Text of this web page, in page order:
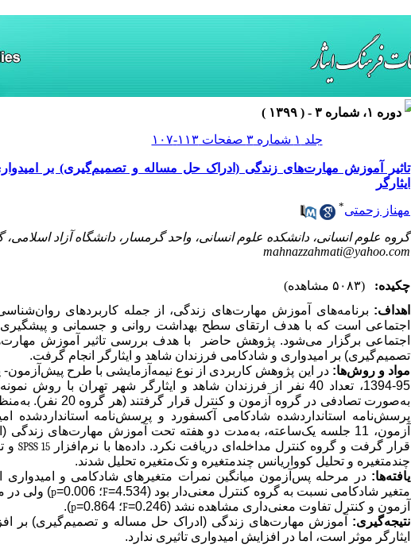
دوره ۱، شماره ۳ - ( ۱۳۹۹ )
جلد ۱ شماره ۳ صفحات ۱۱۳-۱۰۷
تاثیر آموزش مهارت‌های زندگی (ادراک حل مساله و تصمیم‌گیری) بر
ایثارگر
مهناز زحمتی*
گروه علوم انسانی، دانشکده علوم انسانی، واحد گرمسار، دانشگاه آزاد اسلامی،
mahnazzahmati@yahoo.com
چکیده:
(۵۰۸۳ مشاهده)
اهداف: برنامه‌های آموزش مهارت‌های زندگی، از جمله کاربردهای
اجتماعی است که با هدف ارتقای سطح بهداشت روانی و جسمانی و
اجتماعی برگزار می‌شود. پژوهش حاضر با هدف بررسی تاثیر آموزش
تصمیم‌گیری) بر امیدواری و شادکامی فرزندان شاهد و ایثارگر انجام گرفت.
مواد و روش‌ها: در این پژوهش کاربردی از نوع نیمه‌آزمایشی با طرح
95-1394، تعداد 40 نفر از فرزندان شاهد و ایثارگر شهر تهران با
به‌صورت تصادفی در گروه
پرسش‌نامه استانداردشده شادکامی ‌آکسفورد و پرسش‌نامه استانداردشده
آزمون، 11 جلسه یک‌ساعته‌، به‌مدت دو هفته تحت آموزش مهارت‌های
قرار گرفت و گروه کنترل مداخله‌ای دریافت نکرد.داده‌ها با نرم‌افزار SPSS 15و
چندمتغیره و تحلیل کوواریانس چندمتغیره و تک‌متغیره تحلیل شدند.
یافته‌ها: در مرحله پس‌آزمون میانگین نمرات متغیرهای شادکامی و امیدواری
متغیر شادکامی نسبت به گروه کنترل معنی‌دار بود (4.534=
F؛ 0.006= p) ولی در
آزمون و کنترل تفاوت معنی‌داری مشاهده نشد (0.246=
F؛ 0.864= p
).
نتیجه‌گیری:
آموزش مهارت‌های زندگی (ادراک حل مساله و تصمیم‌گیری) بر
ایثارگر موثر است، اما در افزایش امیدواری تاثیری ندارد.